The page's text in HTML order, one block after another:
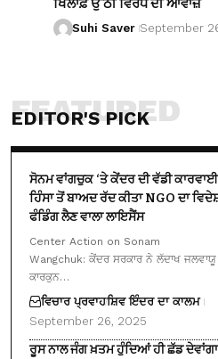
Suhi Saver September
EDITOR'S PICK
FEATURED
ਸੋਨਮ ਵਾਂਗਚੁਕ ‘ਤੇ ਕੇਂਦਰ ਦੀ ਵੱਡੀ
ਹਿੰਸਾ ਤੋਂ ਬਾਅਦ ਰੱਦ ਕੀਤਾ NGO ਦਾ
ਫੰਡਿੰਗ ਲੈਣ ਵਾਲਾ ਲਾਇਸੈਂਸ
Center Action on Sonam
Wangchuk: ਕੇਂਦਰ ਸਰਕਾਰ ਨੇ ਲੱਦਾਖ ਜਲਵਾਯੂ
ਕਾਰਕੁਨ…
ਵਿਚਾਰ ਪ੍ਰਵਾਹਸ਼ਿਵ ਇੰਦਰ ਦਾ ਕਾਲਮ
September 26, 2025
ਰੂਸ ਨਾਲ ਜੰਗ ਖ਼ਤਮ ਹੁੰਦਿਆਂ ਹੀ ਛੱਡ ਦੇਵਾਂਗਾ